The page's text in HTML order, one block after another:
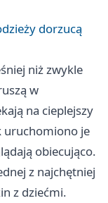
dorzucą
niż zwykle
w
na cieplejszy
uruchomiono je
obiecująco.
z najchętniej
z dziećmi.